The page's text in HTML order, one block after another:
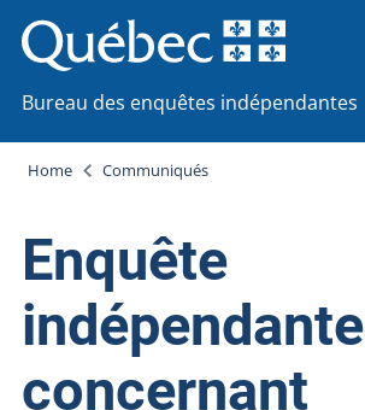
Bureau des enquêtes indépendantes
Home Communiqués
Enquête
indépendante
concernant